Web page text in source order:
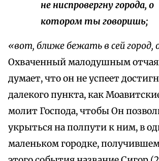
не ниспровергну города, о
котором ты говоришь;
«вот, ближе бежать в сей
Охваченный малодушным
думает, что он не успеет
далекого пункта, как
молит Господа, чтобы Он
укрыться на полпути к ним, в
маленьком городке,